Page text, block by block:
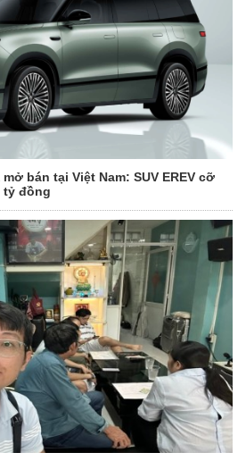
bán tại Việt Nam: SUV EREV cỡ
tỷ đồng